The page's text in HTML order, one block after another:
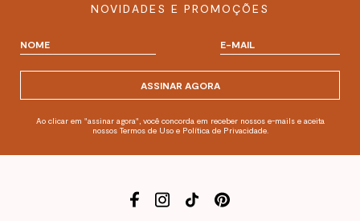
NOVIDADES E PROMOÇÕES
ASSINAR AGORA
Ao clicar em "assinar agora", você concorda em receber nossos e-mails e aceita
nossos Termos de Uso e Política de Privacidade.